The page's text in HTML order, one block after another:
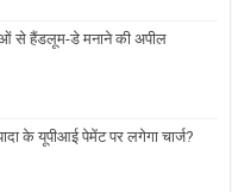
से हैंडलूम-डे मनाने की अपील
के यूपीआई पेमेंट पर लगेगा चार्ज?